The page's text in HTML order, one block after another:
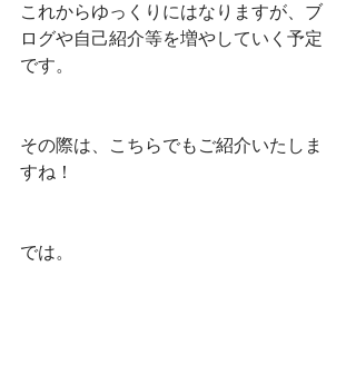
これからゆっくりにはなりますが、ブ
ログや自己紹介等を増やしていく予定
です。
その際は、こちらでもご紹介いたしま
すね！
では。